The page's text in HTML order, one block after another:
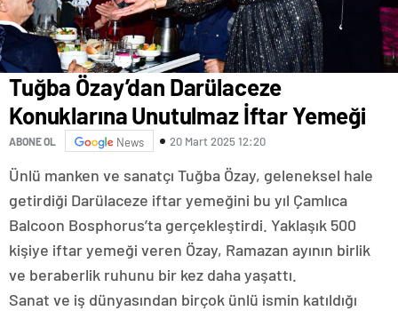
Tuğba Özay’dan Darülaceze
Konuklarına Unutulmaz İftar Yemeği
ABONE OL News 20 Mart 2025 12:20
Ünlü manken ve sanatçı Tuğba Özay, geleneksel hale
getirdiği Darülaceze iftar yemeğini bu yıl Çamlıca
Balcoon Bosphorus’ta gerçekleştirdi. Yaklaşık 500
kişiye iftar yemeği veren Özay, Ramazan ayının birlik
ve beraberlik ruhunu bir kez daha yaşattı.
Sanat ve iş dünyasından birçok ünlü ismin katıldığı